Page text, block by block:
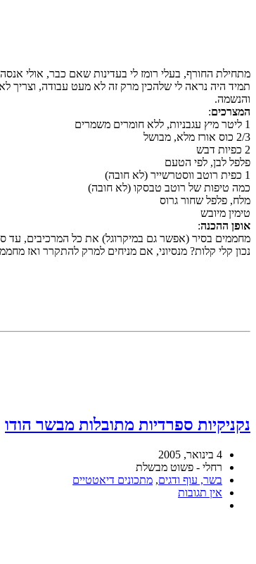
מתחילת החורף, בעלי רומז לי בעדינות שאם כבר, אולי
תמיד היה נראה לי שלהכין מרק זה לא מעט עבודה, וצריך
והנשמה.
המצרכים:
1 ליטר מיץ עגבניות, ללא חומרים משמרים
2/3 כוס אורז מלא, מבושל
2 כפיות דבש
פלפל לבן, לפי הטעם
1 כפית רוטב ווסטרשייר (לא חובה)
כמה טיפות של רוטב טבסקו (לא חובה)
מלח, פלפל שחור גרוס
טימין מיובש
אופן ההכנה:
מחממים בסיר (אפשר גם במיקרוגל) את כל המרכיבים, עד
נכון קלי קלות? מנסיוני, אם מניחים למרק להתקרר ואז
נקניקיות ספרדיות מתובלות מבשר הודו
4 בינואר, 2005
רחלי - פשוט מבשלת
בשר, עוף ודגים, מתכונים דיאטטיים
אין תגובות